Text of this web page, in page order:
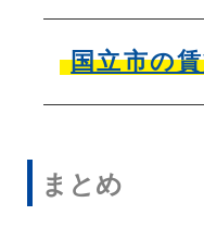
国立市の
まとめ